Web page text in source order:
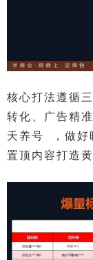
核心打法遵循
转化、广告精
天养号
，做
置顶内容打造